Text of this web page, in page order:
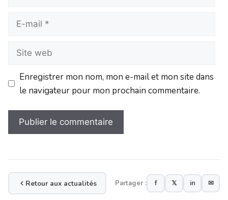
Enregistrer mon nom, mon e-mail et mon site dans
le navigateur pour mon prochain commentaire.
Retour aux actualités Partager : f 𝕏 in ✉